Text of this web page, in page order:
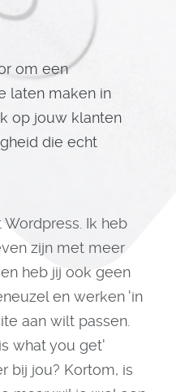
om een
laten maken in
op jouw klanten
die echt
Ik heb
zijn met meer
heb jij ook geen
en werken 'in
aan wilt passen.
what you get'
bij jou? Kortom, is